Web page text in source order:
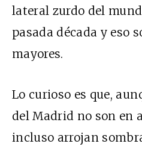
lateral zurdo del
pasada década y eso
mayores.
Lo curioso es que,
del Madrid no son en
incluso arrojan